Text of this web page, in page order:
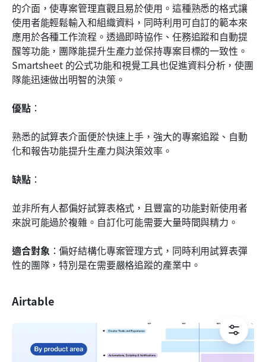
的介面，使專案管理直觀且易於使用。這種熟悉的格式讓
使用者能輕鬆輸入和組織資料，同時利用可自訂的範本來
應用於各種工作流程。透過即時協作、任務追蹤和自動提
醒等功能，團隊能提升生產力並保持專案目標的一致性。
Smartsheet 的公式功能和視覺工具也促進資料分析，使團
隊能迅速做出明智的決策。
優點：
熟悉的試算表介面便於快速上手，強大的專案追蹤、自動
化和報告功能提升生產力與決策效率。
缺點：
並非所有人都偏好試算表格式，且豐富的功能對新使用者
來說可能過於複雜。自訂化可能需要大量時間與精力。
適合對象：偏好結構化專案管理方式，同時利用試算表彈
性的團隊，特別是在需要嚴格追蹤的產業中。
Airtable